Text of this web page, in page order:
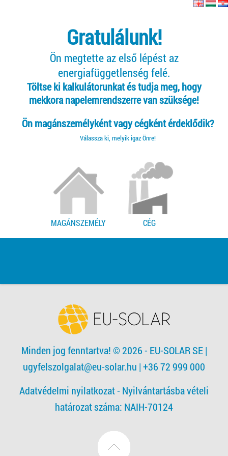
Gratulálunk!
Ön megtette az első lépést az
energiafüggetlenség felé.
Töltse ki kalkulátorunkat és tudja meg, hogy
mekkora napelemrendszerre van szüksége!
Ön magánszemélyként vagy cégként érdeklődik?
Válassza ki, melyik igaz Önre!
MAGÁNSZEMÉLY CÉG
Minden jog fenntartva! © 2026 - EU-SOLAR SE|
ugyfelszolgalat@eu-solar.hu | +36 72 999 000
Adatvédelmi nyilatkozat - Nyilvántartásba vételi
határozat száma: NAIH-70124